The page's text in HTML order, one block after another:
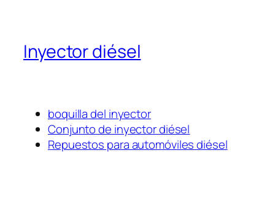
Inyector diésel
boquilla del inyector
Conjunto de inyector diésel
Repuestos para automóviles diésel